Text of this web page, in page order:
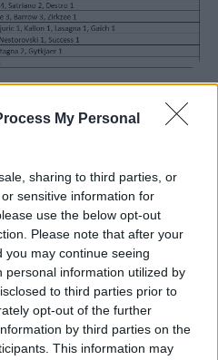
My Personal
sharing to third parties, or
sensitive information for
use the below opt-out
Please note that after your
may continue seeing
personal information utilized by
to third parties prior to
opt-out of the further
by third parties on the
This information may
che si affida più di
infatti arrivati dai
(sette da Ciofani e
e due da Tsadjout).
per ora su una
60%, si tratta del
Berardi, sette
due Defrel, una
Speziacon il 60,7%